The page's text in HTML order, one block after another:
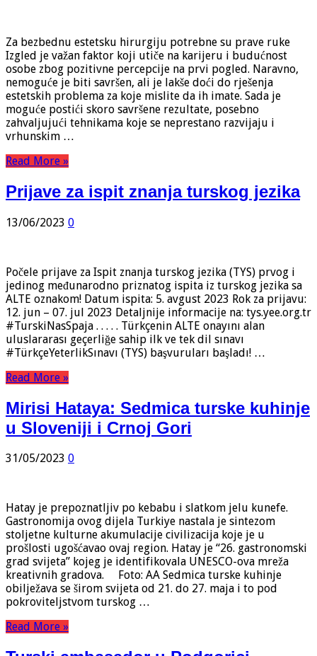
Za bezbednu estetsku hirurgiju potrebne su prave ruke
Izgled je važan faktor koji utiče na karijeru i budućnost
osobe zbog pozitivne percepcije na prvi pogled. Naravno,
nemoguće je biti savršen, ali je lakše doći do rješenja
estetskih problema za koje mislite da ih imate. Sada je
moguće postići skoro savršene rezultate, posebno
zahvaljujući tehnikama koje se neprestano razvijaju i
vrhunskim …
Read More »
Prijave za ispit znanja turskog jezika
13/06/2023 0
Počele prijave za Ispit znanja turskog jezika (TYS) prvog i
jedinog međunarodno priznatog ispita iz turskog jezika sa
ALTE oznakom! Datum ispita: 5. avgust 2023 Rok za prijavu:
12. jun – 07. jul 2023 Detaljnije informacije na: tys.yee.org.tr
#TurskiNasSpaja . . . . . Türkçenin ALTE onayını alan
uluslararası geçerliğe sahip ilk ve tek dil sınavı
#TürkçeYeterlikSınavı (TYS) başvuruları başladı! …
Read More »
Mirisi Hataya: Sedmica turske kuhinje
u Sloveniji i Crnoj Gori
31/05/2023 0
Hatay je prepoznatljiv po kebabu i slatkom jelu kunefe.
Gastronomija ovog dijela Turkiye nastala je sintezom
stoljetne kulturne akumulacije civilizacija koje je u
prošlosti ugošćavao ovaj region. Hatay je “26. gastronomski
grad svijeta” kojeg je identifikovala UNESCO-ova mreža
kreativnih gradova. Foto: AA Sedmica turske kuhinje
obilježava se širom svijeta od 21. do 27. maja i to pod
pokroviteljstvom turskog …
Read More »